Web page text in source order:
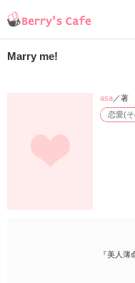
Marry me!
恋愛(
asa／著
『美人薄